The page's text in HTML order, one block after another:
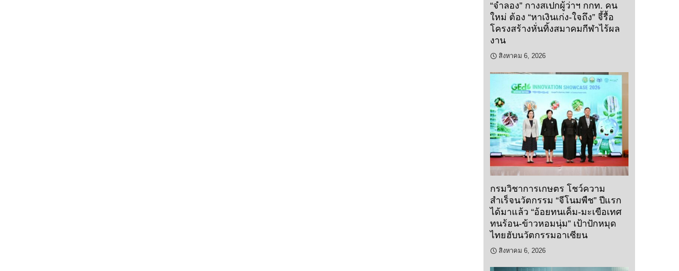
“จำลอง” กางสเปกผู้ว่าฯ กกท. คน
ใหม่ ต้อง “หาเงินเก่ง-ใจถึง” จี้รื้อ
โครงสร้างหั่นทิ้งสมาคมกีฬาไร้ผล
งาน
สิงหาคม 6, 2026
กรมวิชาการเกษตร โชว์ความ
สำเร็จนวัตกรรม “จีโนมพืช” ปีแรก
ได้มาแล้ว “อ้อยทนเค็ม-มะเขือเทศ
ทนร้อน-ข้าวหอมนุ่ม” เป้าปักหมุด
ไทยฮับนวัตกรรมอาเซียน
สิงหาคม 6, 2026